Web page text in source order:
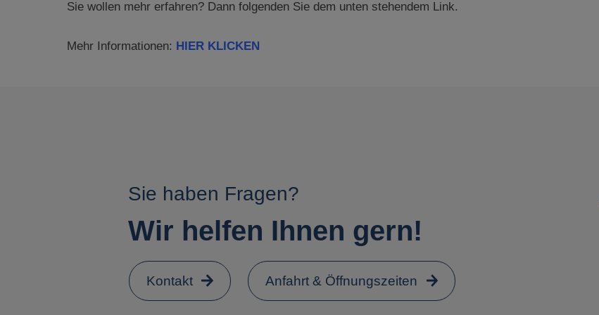
Sie wollen mehr erfahren? Dann folgenden Sie dem unten stehendem Link.
Mehr Informationen: HIER KLICKEN
Sie haben Fragen?
Wir helfen Ihnen gern!
Kontakt Anfahrt & Öffnungszeiten